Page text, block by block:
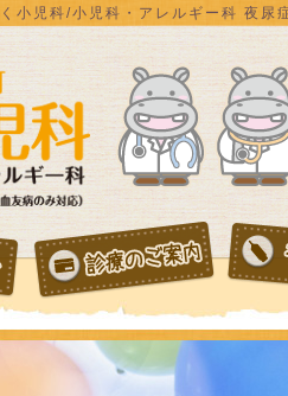
小児科/小児科・アレルギー科 夜尿